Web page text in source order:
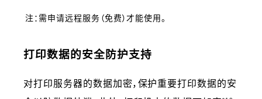
注：需申请远程服务（免费）才能使用。
打印数据的安全防护支持
对打印服务器的数据加密，保护重要打印数据的安